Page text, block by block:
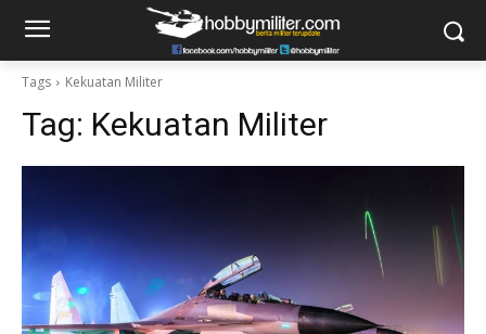
Tags Kekuatan Militer
Tag: Kekuatan Militer